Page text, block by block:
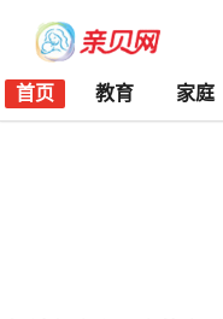
首页 教育 家庭